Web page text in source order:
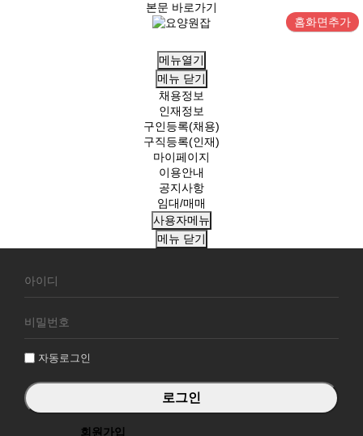
본문 바로가기
홈화면추가
메뉴열기
메뉴 닫기
채용정보
인재정보
구인등록(채용)
구직등록(인재)
마이페이지
이용안내
공지사항
임대/매매
사용자메뉴
메뉴 닫기
원
그
자동로그인
회원가입